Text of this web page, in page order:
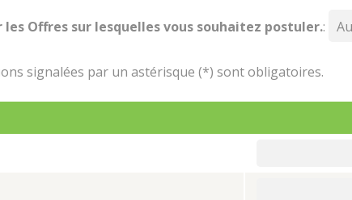
les Offres sur lesquelles vous souhaitez postuler.:
signalées par un astérisque (*) sont obligatoires.